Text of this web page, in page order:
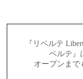
『リベルテ
ベルテ』
オープンまで